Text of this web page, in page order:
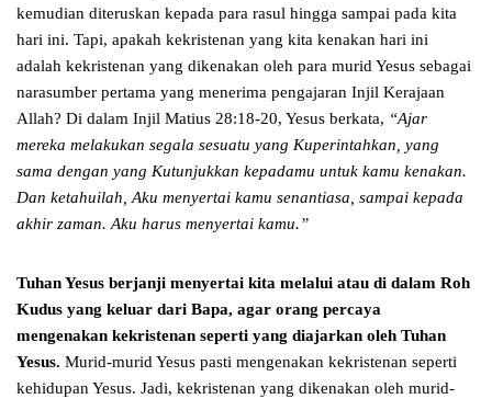
kemudian diteruskan kepada para rasul hingga sampai pada kita
hari ini. Tapi, apakah kekristenan yang kita kenakan hari ini
adalah kekristenan yang dikenakan oleh para murid Yesus sebagai
narasumber pertama yang menerima pengajaran Injil Kerajaan
Allah? Di dalam Injil Matius 28:18-20, Yesus berkata, “Ajar
mereka melakukan segala sesuatu yang Kuperintahkan, yang
sama dengan yang Kutunjukkan kepadamu untuk kamu kenakan.
Dan ketahuilah, Aku menyertai kamu senantiasa, sampai kepada
akhir zaman. Aku harus menyertai kamu.”
Tuhan Yesus berjanji menyertai kita melalui atau di dalam Roh
Kudus yang keluar dari Bapa, agar orang percaya
mengenakan kekristenan seperti yang diajarkan oleh Tuhan
Yesus. Murid-murid Yesus pasti mengenakan kekristenan seperti
kehidupan Yesus. Jadi, kekristenan yang dikenakan oleh murid-